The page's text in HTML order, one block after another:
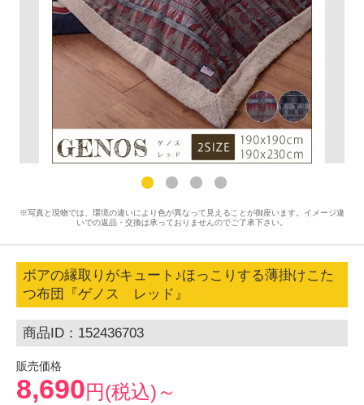
※写真と現物では、環境の違いにより色が異なって見えることが御座います。イメージ違
いでの返品・交換は承っておりませんのでご了承下さい。
ボアの縁取りがキュート♪ほっこりする薄掛けこた
つ布団『ゲノス レッド』
商品ID：152436703
販売価格
8,690円(税込)～